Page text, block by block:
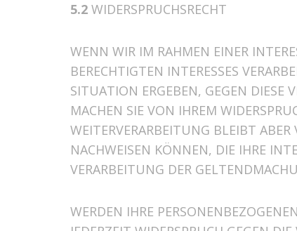
5.2 WIDERSPRUCHSRECHT
WENN WIR IM RAHMEN EINER
BERECHTIGTEN INTERESSES
SITUATION ERGEBEN, GEGEN DIESE
MACHEN SIE VON IHREM
WEITERVERARBEITUNG BLEIBT
NACHWEISEN KÖNNEN, DIE IHRE
VERARBEITUNG DER
WERDEN IHRE